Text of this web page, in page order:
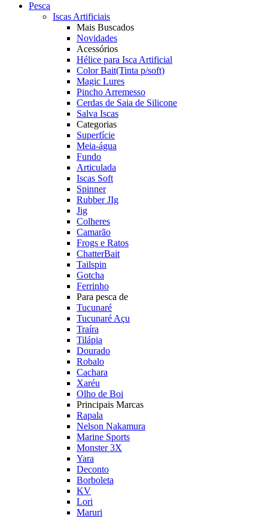
Pesca
Iscas Artificiais
Mais Buscados
Novidades
Acessórios
Hélice para Isca Artificial
Color Bait(Tinta p/soft)
Magic Lures
Pincho Arremesso
Cerdas de Saia de Silicone
Salva Iscas
Categorias
Superfície
Meia-água
Fundo
Articulada
Iscas Soft
Spinner
Rubber JIg
Jig
Colheres
Camarão
Frogs e Ratos
ChatterBait
Tailspin
Gotcha
Ferrinho
Para pesca de
Tucunaré
Tucunaré Açu
Traíra
Tilápia
Dourado
Robalo
Cachara
Xaréu
Olho de Boi
Principais Marcas
Rapala
Nelson Nakamura
Marine Sports
Monster 3X
Yara
Deconto
Borboleta
KV
Lori
Maruri